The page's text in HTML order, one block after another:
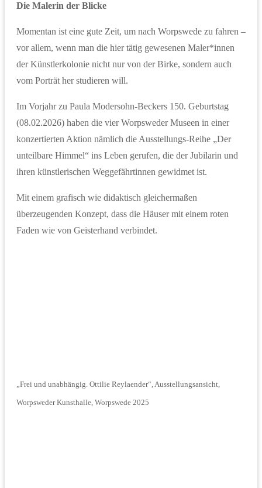
Die Malerin der Blicke
Momentan ist eine gute Zeit, um nach Worpswede zu fahren –
vor allem, wenn man die hier tätig gewesenen Maler*innen
der Künstlerkolonie nicht nur von der Birke, sondern auch
vom Porträt her studieren will.
Im Vorjahr zu Paula Modersohn-Beckers 150. Geburtstag
(08.02.2026) haben die vier Worpsweder Museen in einer
konzertierten Aktion nämlich die Ausstellungs-Reihe „Der
unteilbare Himmel“ ins Leben gerufen, die der Jubilarin und
ihren künstlerischen Weggefährtinnen gewidmet ist.
Mit einem grafisch wie didaktisch gleichermaßen
überzeugenden Konzept, dass die Häuser mit einem roten
Faden wie von Geisterhand verbindet.
„Frei und unabhängig. Ottilie Reylaender“, Ausstellungsansicht,
Worpsweder Kunsthalle, Worpswede 2025